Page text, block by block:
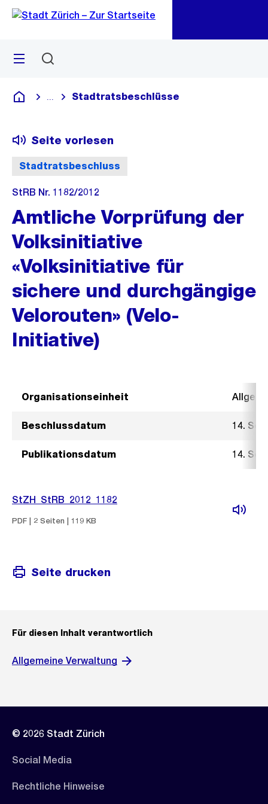
Navigation
Sprunglink
Menü
Deutsch
Blende alle Breadcrumbs ein
Stadtratsbeschlüsse
Stadtratsbeschluss
Seite vorlesen
StRB Nr. 1182/2012
Amtliche Vorprüfung der
Volksinitiative
«Volksinitiative für
sichere und durchgängige
Velorouten» (Velo-
Initiative)
Organisationseinheit
Beschlussdatum 14.
Publikationsdatum 14.
StZH_StRB_2012_1182
PDF | 2 Seiten | 119 KB
Seite drucken
Für diesen Inhalt verantwortlich
Allgemeine Verwaltung
© 2026 Stadt Zürich
Social Media
Rechtliche Hinweise